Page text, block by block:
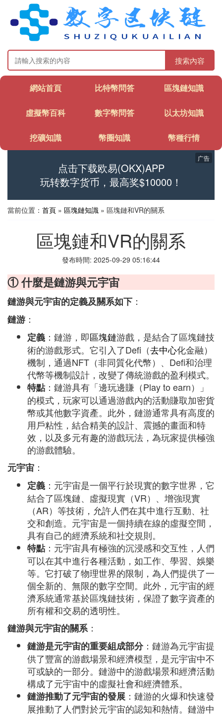
搜索內容
網站首頁 比特幣問答 區塊鏈知識
虛擬幣百科 數字幣問答 以太坊知識
挖礦知識 幣圈知識 幣種行情
点击下载欧易(OKX)APP
玩转数字货币，最高奖$10000！
广告
當前位置： 首頁 » 區塊鏈知識 » 區塊鏈和VR的關系
區塊鏈和VR的關系
發布時間: 2025-09-29 05:16:44
① 什麼是鏈游與元宇宙
鏈游與元宇宙的定義及關系如下 ：
鏈游 ：
定義 ：鏈游，即區塊鏈游戲，是結合了區塊鏈技
術的游戲形式。它引入了Defi（去中心化金融）
機制，通過NFT（非同質化代幣）、Defi和治理
代幣等機制設計，改變了傳統游戲的盈利模式。
特點：鏈游具有「邊玩邊賺（Play to earn）」
的模式，玩家可以通過游戲內的活動賺取加密貨
幣或其他數字資產。此外，鏈游通常具有高度的
用戶粘性，結合精美的設計、震撼的畫面和特
效，以及多元有趣的游戲玩法，為玩家提供極強
的游戲體驗。
元宇宙 ：
定義 ：元宇宙是一個平行於現實的數字世界，它
結合了區塊鏈、虛擬現實（VR）、增強現實
（AR）等技術，允許人們在其中進行互動、社
交和創造。元宇宙是一個持續在線的虛擬空間，
具有自己的經濟系統和社交規則。
特點：元宇宙具有極強的沉浸感和交互性，人們
可以在其中進行各種活動，如工作、學習、娛樂
等。它打破了物理世界的限制，為人們提供了一
個全新的、無限的數字空間。此外，元宇宙的經
濟系統通常基於區塊鏈技術，保證了數字資產的
所有權和交易的透明性。
鏈游與元宇宙的關系 ：
鏈游是元宇宙的重要組成部分：鏈游為元宇宙提
供了豐富的游戲場景和經濟模型，是元宇宙中不
可或缺的一部分。鏈游中的游戲場景和經濟活動
構成了元宇宙中的虛擬社會和經濟體系。
鏈游推動了元宇宙的發展 ：鏈游的火爆和快速發
展推動了人們對於元宇宙的認知和熱情。鏈游中